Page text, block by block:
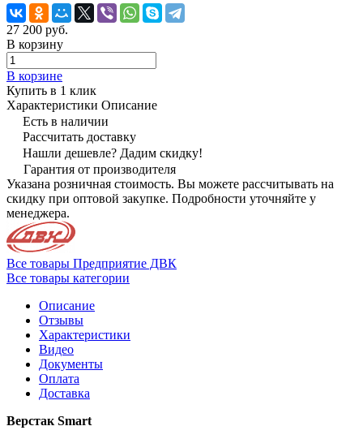
27 200 руб.
В корзину
В корзине
Купить в 1 клик
Характеристики Описание
Есть в наличии
Рассчитать доставку
Нашли дешевле? Дадим скидку!
Гарантия от производителя
Указана розничная стоимость. Вы можете рассчитывать на
скидку при оптовой закупке. Подробности уточняйте у
менеджера.
Все товары Предприятие ДВК
Все товары категории
Описание
Отзывы
Характеристики
Видео
Документы
Оплата
Доставка
Верстак Smart